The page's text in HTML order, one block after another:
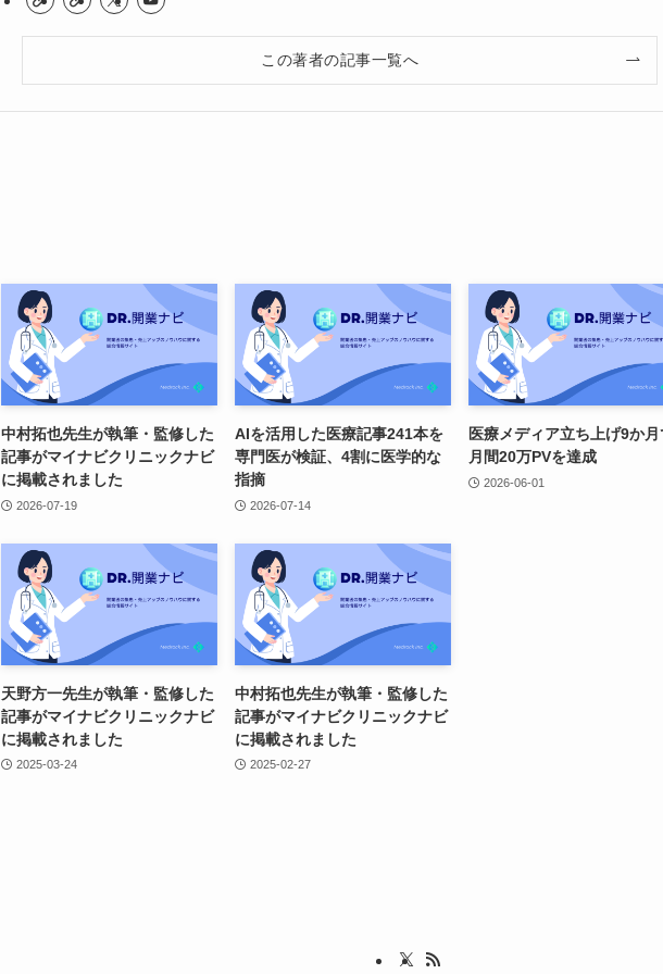
この著者の記事一覧へ
中村拓也先生が執筆・監修した
記事がマイナビクリニックナビ
に掲載されました
2026-07-19
AIを活用した医療記事241本を
専門医が検証、4割に医学的な
指摘
2026-07-14
医療メディア立ち上げ9か月
月間20万PVを達成
2026-06-01
天野方一先生が執筆・監修した
記事がマイナビクリニックナビ
に掲載されました
2025-03-24
中村拓也先生が執筆・監修した
記事がマイナビクリニックナビ
に掲載されました
2025-02-27